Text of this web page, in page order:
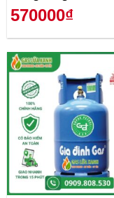
570000₫